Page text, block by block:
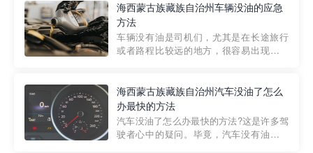
辆突然发生故障，或是不慎被困，在这种
紧急情况下，我们需要一种高效可靠的救
援方式。而这时，地库救援专...
海西蒙古族藏族自治州车辆没油的应急
方法
车辆没有油是司机们，尤其是在长途旅行
或者路程比较远的地方，很容易出现这种
道路救援微信小程序，可以帮您预约附近
的送油师傅，解决没油的紧急情况。 首
先，让我们来了解一下穿...
海西蒙古族藏族自治州汽车没油了怎么
办最快的方法
汽车没油了怎么办最快的方法?这是许多驾
驶者心中的疑问。毕竟，汽车没有油就无